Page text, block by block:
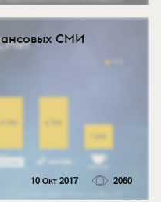
СМИ
10 Окт 2017 2060